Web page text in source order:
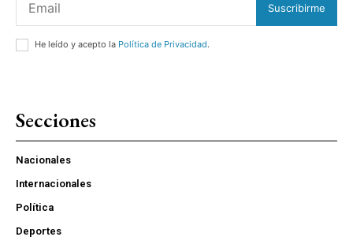
Suscribirme
He leído y acepto la Política de Privacidad.
Secciones
Nacionales
Internacionales
Política
Deportes